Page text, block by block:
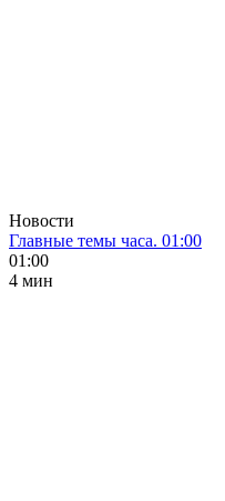
Новости
Главные темы часа. 01:00
01:00
4 мин